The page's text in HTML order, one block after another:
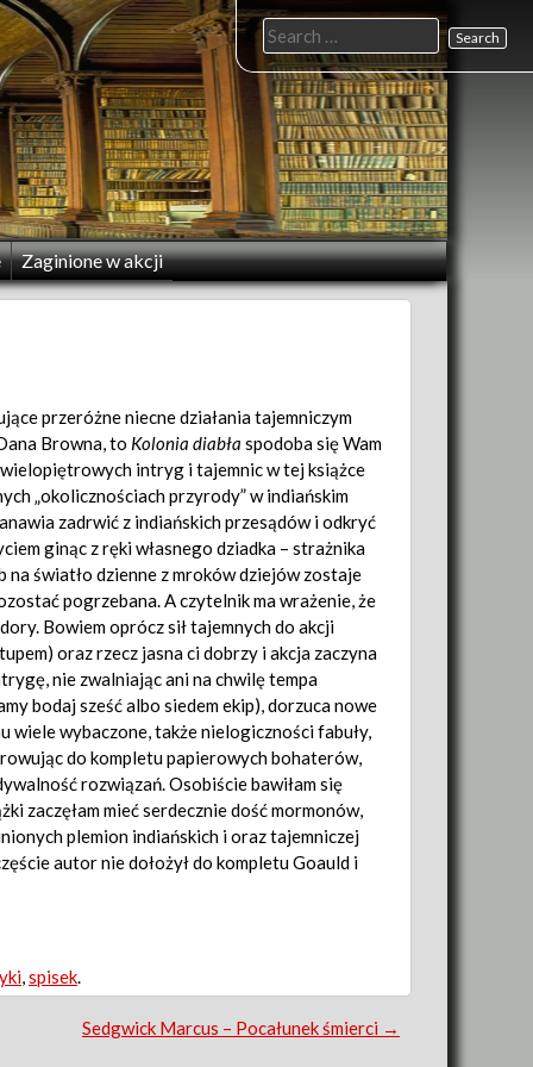
Zaginione w akcji
Search
for:
przeróżne niecne działania tajemniczym
Browna, to Kolonia diabła spodoba się Wam
intryg i tajemnic w tej książce
„okolicznościach przyrody” w indiańskim
zadrwić z indiańskich przesądów i odkryć
ginąc z ręki własnego dziadka – strażnika
na światło dzienne z mroków dziejów zostaje
pogrzebana. A czytelnik ma wrażenie, że
Bowiem oprócz sił tajemnych do akcji
oraz rzecz jasna ci dobrzy i akcja zaczyna
nie zwalniając ani na chwilę tempa
bodaj sześć albo siedem ekip), dorzuca nowe
wiele wybaczone, także nielogiczności fabuły,
do kompletu papierowych bohaterów,
rozwiązań. Osobiście bawiłam się
zaczęłam mieć serdecznie dość mormonów,
plemion indiańskich i oraz tajemniczej
autor nie dołożył do kompletu Goauld i
spisek
Sedgwick Marcus – Pocałunek śmierci →